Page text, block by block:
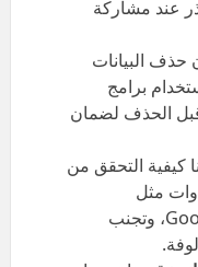
عند مشاركة
حذف البيانات
برامج
الحذف لضمان
كيفية التحقق من
مثل
VirusTotal وGoogle Safe Browsing، وتجنب